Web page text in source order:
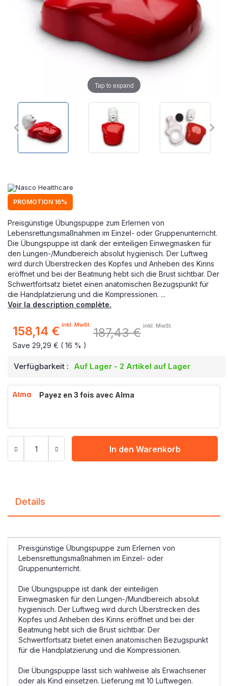
PROMOTION 16%
Preisgünstige Übungspuppe zum Erlernen von
Lebensrettungsmaßnahmen im Einzel- oder Gruppenunterricht.
Die Übungspuppe ist dank der einteiligen Einwegmasken für
den Lungen-/Mundbereich absolut hygienisch. Der Luftweg
wird durch Überstrecken des Kopfes und Anheben des Kinns
eröffnet und bei der Beatmung hebt sich die Brust sichtbar. Der
Schwertfortsatz bietet einen anatomischen Bezugspunkt für
die Handplatzierung und die Kompressionen. ...
Voir la description complète.
Sonderpreis
158,14 € inkl. MwSt.
187,43 € inkl. MwSt.
Save 29,29 € ( 16 % )
Verfügbarkeit : Auf Lager - 2 Artikel auf Lager
Payez en 3 fois avec Alma
In den Warenkorb
Tap to expand
Details
Preisgünstige Übungspuppe zum Erlernen von
Lebensrettungsmaßnahmen im Einzel- oder
Gruppenunterricht.
Die Übungspuppe ist dank der einteiligen
Einwegmasken für den Lungen-/Mundbereich absolut
hygienisch. Der Luftweg wird durch Überstrecken des
Kopfes und Anheben des Kinns eröffnet und bei der
Beatmung hebt sich die Brust sichtbar. Der
Schwertfortsatz bietet einen anatomischen Bezugspunkt
für die Handplatzierung und die Kompressionen.
Die Übungspuppe lässt sich wahlweise als Erwachsener
oder als Kind einsetzen. Lieferung mit 10 Luftwegen.